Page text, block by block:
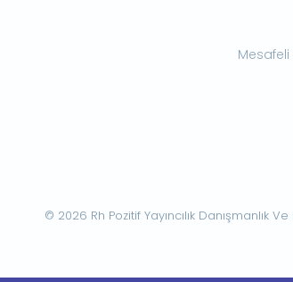
Mesafeli
© 2026 Rh Pozitif Yayıncılık Danışmanlık